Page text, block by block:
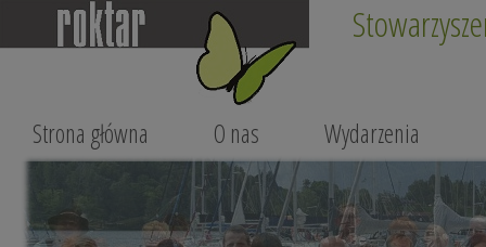
Strona główna O nas Wydarzenia